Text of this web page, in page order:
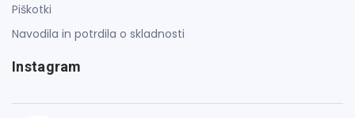
Piškotki
Navodila in potrdila o skladnosti
Instagram